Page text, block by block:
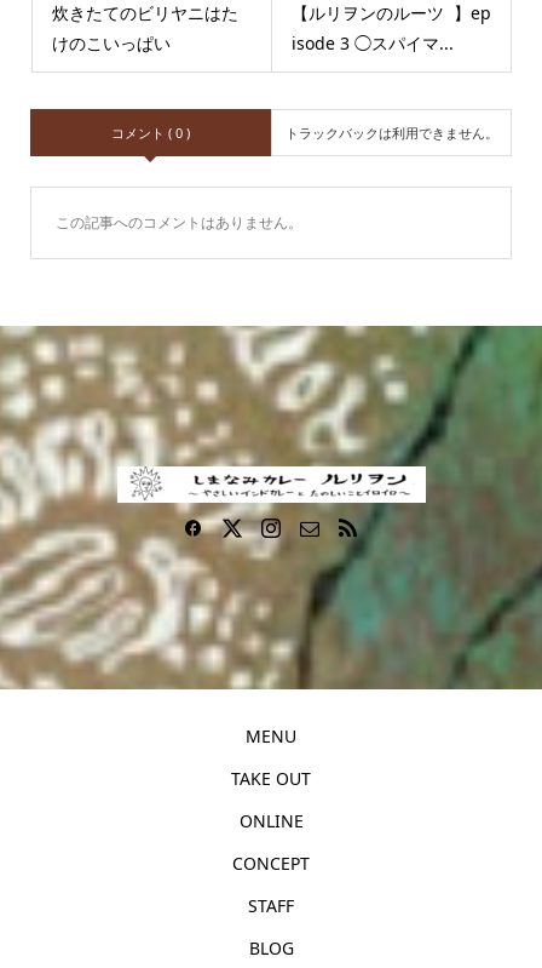
炊きたてのビリヤニはた
けのこいっぱい
【ルリヲンのルーツ 】ep
isode 3 ◯スパイマ...
コメント ( 0 ) トラックバックは利用できません。
この記事へのコメントはありません。
MENU
TAKE OUT
ONLINE
CONCEPT
STAFF
BLOG